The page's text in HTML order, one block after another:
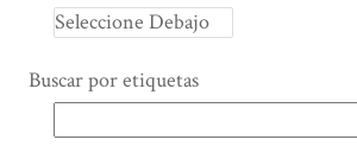
Buscar por etiquetas